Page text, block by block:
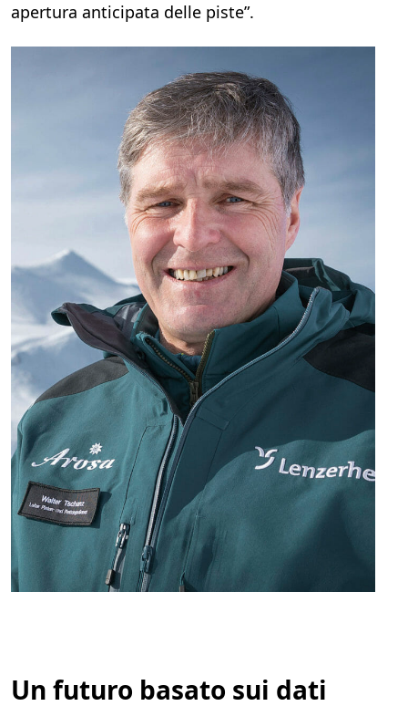
apertura anticipata delle piste”.
Un futuro basato sui dati